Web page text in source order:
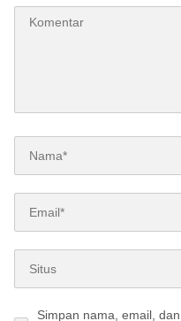
Simpan nama, email,